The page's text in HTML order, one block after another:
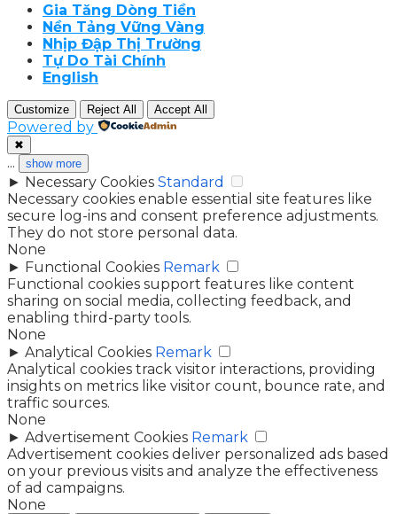
Gia Tăng Dòng Tiền
Nền Tảng Vững Vàng
Nhịp Đập Thị Trường
Tự Do Tài Chính
English
Customize Reject All Accept All
Powered by
✖
... show more
► Necessary Cookies Standard
Necessary cookies enable essential site features like
secure log-ins and consent preference adjustments.
They do not store personal data.
None
► Functional Cookies Remark
Functional cookies support features like content
sharing on social media, collecting feedback, and
enabling third-party tools.
None
► Analytical Cookies Remark
Analytical cookies track visitor interactions, providing
insights on metrics like visitor count, bounce rate, and
traffic sources.
None
► Advertisement Cookies Remark
Advertisement cookies deliver personalized ads based
on your previous visits and analyze the effectiveness
of ad campaigns.
None